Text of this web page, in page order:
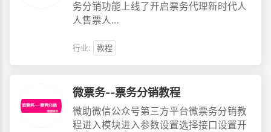
务分销功能上线了开启票务代理新时代人
人售票人…
行业: 教程
微票务--票务分销教程
微助微信公众号第三方平台微票务分销教
程进入模块进入参数设置选择接口设置开